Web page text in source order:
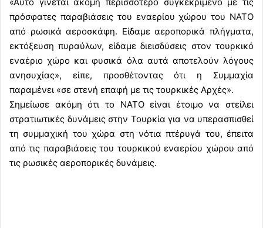
πρόσφατες παραβιάσεις του εναερίου χώρου του ΝΑΤΟ
από ρωσικά αεροσκάφη. Είδαμε αεροπορικά πλήγματα,
εκτόξευση πυραύλων, είδαμε διεισδύσεις στον τουρκικό
εναέριο χώρο και φυσικά όλα αυτά αποτελούν λόγους
ανησυχίας», είπε, προσθέτοντας ότι η Συμμαχία
παραμένει «σε στενή επαφή με τις τουρκικές Αρχές».
Σημείωσε ακόμη ότι το ΝΑΤΟ είναι έτοιμο να στείλει
στρατιωτικές δυνάμεις στην Τουρκία για να υπερασπισθεί
τη συμμαχική του χώρα στη νότια πτέρυγά του, έπειτα
από τις παραβιάσεις του τουρκικού εναερίου χώρου από
τις ρωσικές αεροπορικές δυνάμεις.